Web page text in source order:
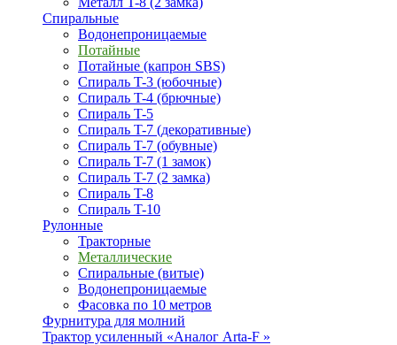
Спиральные
Водонепроницаемые
Потайные
Потайные (капрон SBS)
Спираль T-3 (юбочные)
Спираль T-4 (брючные)
Спираль T-5
Спираль T-7 (декоративные)
Спираль T-7 (обувные)
Спираль T-7 (1 замок)
Спираль T-7 (2 замка)
Спираль T-8
Спираль T-10
Рулонные
Тракторные
Металлические
Спиральные (витые)
Водонепроницаемые
Фасовка по 10 метров
Фурнитура для молний
Трактор усиленный «Аналог Arta-F »